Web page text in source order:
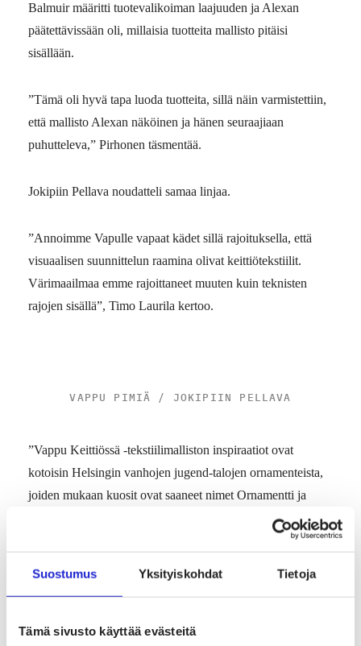
Suostumus Yksityiskohdat Tietoja
Tämä sivusto käyttää evästeitä
Balmuir määritti tuotevalikoiman laajuuden ja Alexan
päätettävissään oli, millaisia tuotteita mallisto pitäisi
sisällään.
”Tämä oli hyvä tapa luoda tuotteita, sillä näin varmistettiin,
että mallisto Alexan näköinen ja hänen seuraajiaan
puhutteleva,” Pirhonen täsmentää.
Jokipiin Pellava noudatteli samaa linjaa.
”Annoimme Vapulle vapaat kädet sillä rajoituksella, että
visuaalisen suunnittelun raamina olivat keittiötekstiilit.
Värimaailmaa emme rajoittaneet muuten kuin teknisten
rajojen sisällä”, Timo Laurila kertoo.
VAPPU PIMIÄ / JOKIPIIN PELLAVA
”Vappu Keittiössä -tekstiilimalliston inspiraatiot ovat
kotoisin Helsingin vanhojen jugend-talojen ornamenteista,
joiden mukaan kuosit ovat saaneet nimet Ornamentti ja
Jugend. Hän on monitaitoinen ja valoisa persoona, jolla on